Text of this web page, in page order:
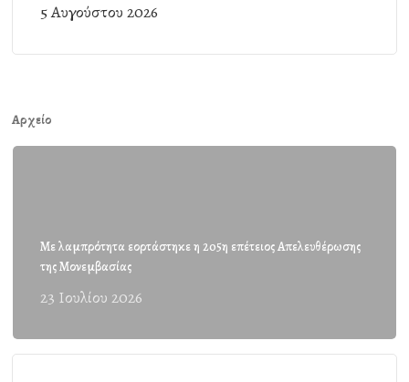
5 Αυγούστου 2026
Αρχείο
Με λαμπρότητα εορτάστηκε η 205η επέτειος Απελευθέρωσης
της Μονεμβασίας
23 Ιουλίου 2026